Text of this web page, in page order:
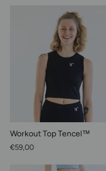
Workout Top Tencel™
€59,00